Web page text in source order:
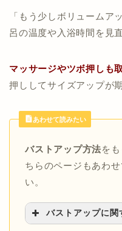
「もう少しボリュームア
呂の温度や入浴時間を見
マッサージやツボ押しも
押ししてサイズアップが
あわせて読みたい
バストアップ方法を
ちらのページもあわ
い。
バストアップに関